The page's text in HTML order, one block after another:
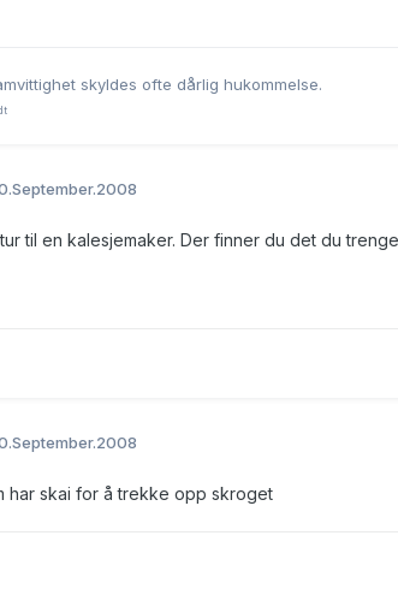
skyldes ofte dårlig hukommelse.
til en kalesjemaker. Der finner du det du
har skai for å trekke opp skroget